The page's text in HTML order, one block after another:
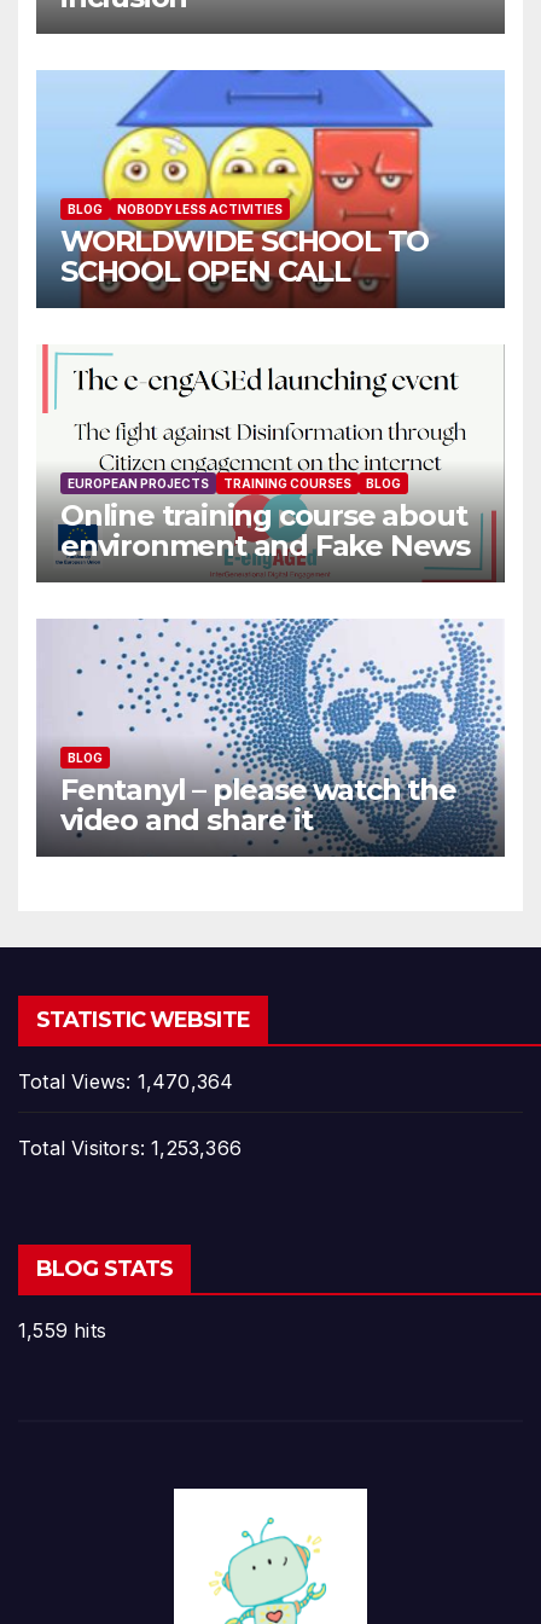
BLOG NOBODY LESS ACTIVITIES
WORLDWIDE SCHOOL TO
SCHOOL OPEN CALL
EUROPEAN PROJECTS TRAINING COURSES BLOG
Online training course about
environment and Fake News
BLOG
Fentanyl – please watch the
video and share it
STATISTIC WEBSITE
Total Views: 1,470,364
Total Visitors:1,253,366
BLOG STATS
1,559 hits